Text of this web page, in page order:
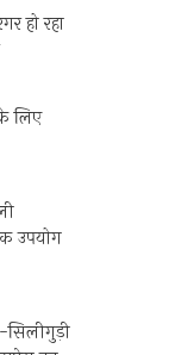
हो रहा
लिए
उपयोग
सिलीगुड़ी